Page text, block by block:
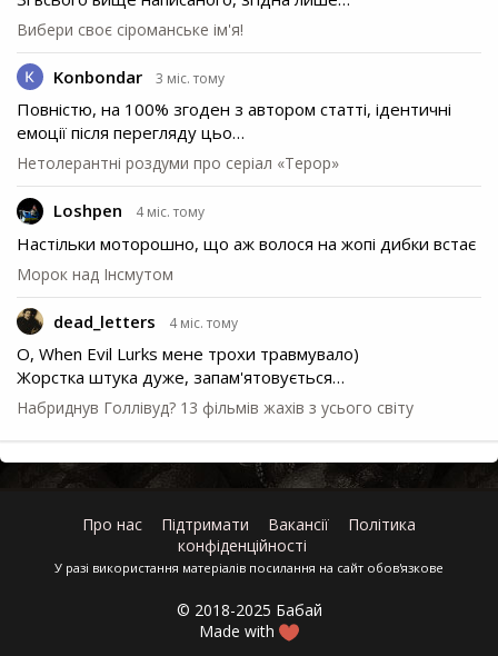
Вибери своє сіроманське ім'я!
Konbondar 3 міс. тому
Повністю, на 100% згоден з автором статті, ідентичні
емоції після перегляду цьо…
Нетолерантні роздуми про серіал «Терор»
Loshpen 4 міс. тому
Настільки моторошно, що аж волося на жопі дибки встає
Морок над Інсмутом
dead_letters 4 міс. тому
О, When Evil Lurks мене трохи травмувало)
Жорстка штука дуже, запам'ятовується…
Набриднув Голлівуд? 13 фільмів жахів з усього світу
Про нас Підтримати Вакансії
Політика
конфіденційності
У разі використання матеріалів посилання на сайт обов'язкове
© 2018-2025 Бабай
Made with